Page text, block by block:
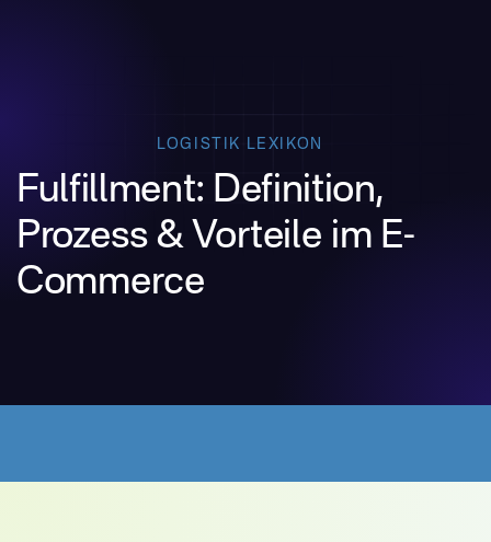
LOGISTIK LEXIKON
Fulfillment: Definition,
Prozess & Vorteile im E-
Commerce